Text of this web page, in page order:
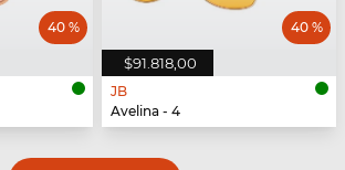
40 %
$91.818,00
40 %
JB
Avelina - 4